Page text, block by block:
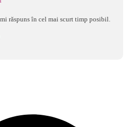
răspuns în cel mai scurt timp posibil.